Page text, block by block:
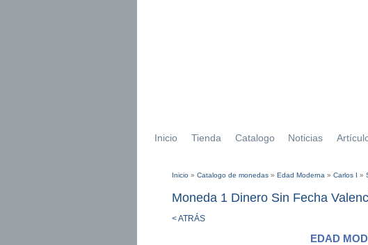
Inicio Tienda Catalogo Noticias
Inicio » Catalogo de monedas » Edad Moderna » Carlos I »
Moneda 1 Dinero Sin Fecha
< ATRÁS
EDAD